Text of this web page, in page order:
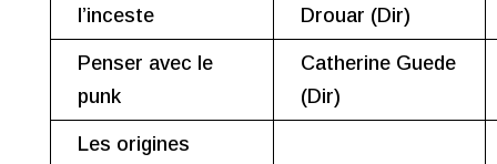
l’inceste
Drouar (Dir)
Penser avec le
punk
Catherine Guede
(Dir)
Les origines